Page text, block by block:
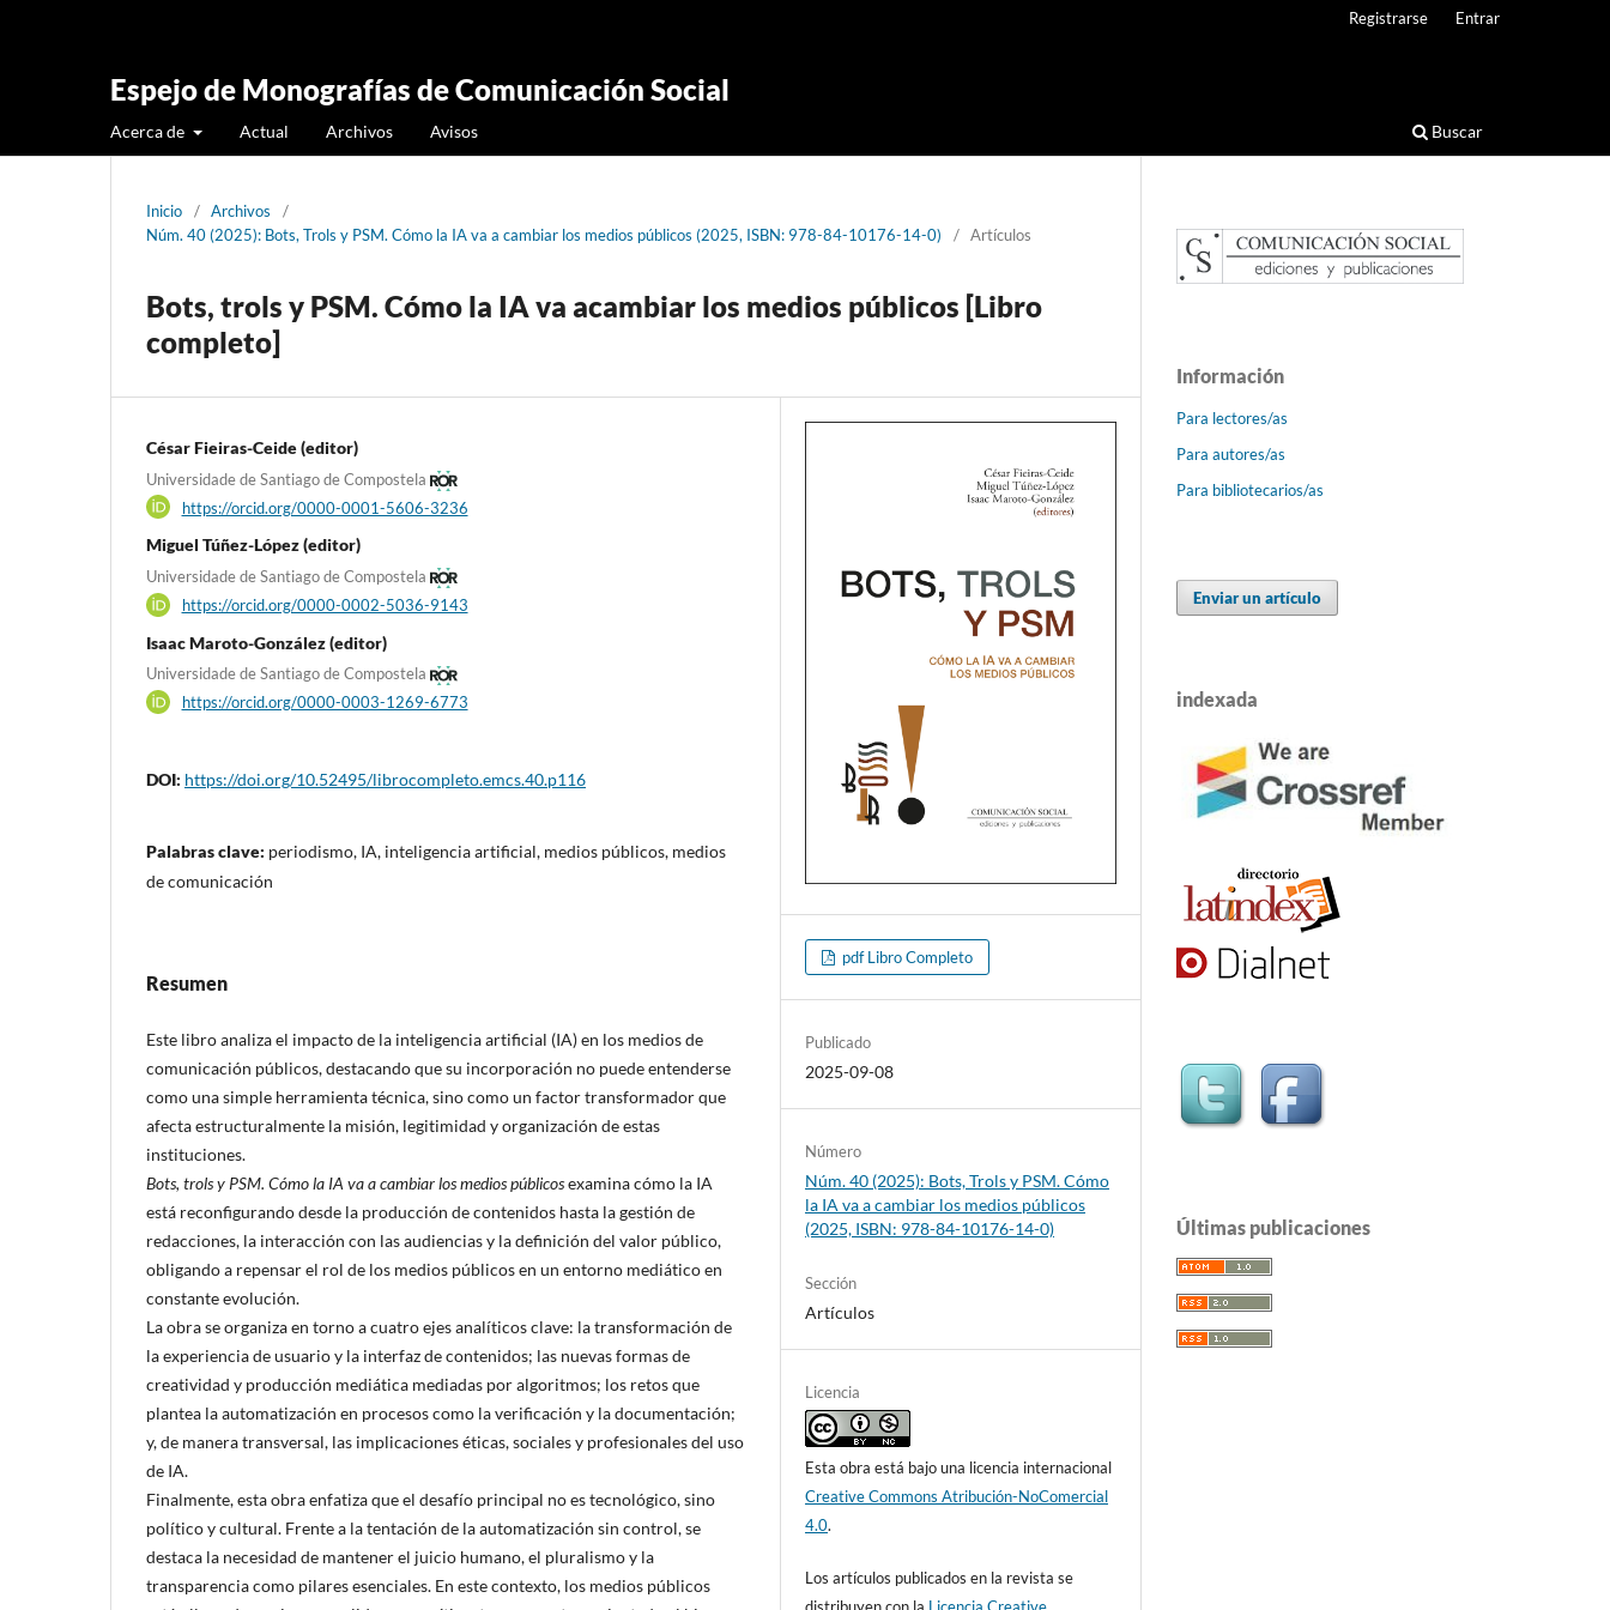
Espejo de Monografías de Comunicación Social
Acerca de Actual Archivos Avisos Buscar
Registrarse Entrar
Inicio / Archivos
/
Núm. 40 (2025): Bots, Trols y PSM. Cómo la IA va a cambiar los medios públicos (2025, ISBN: 978-84-10176-14-0)
/ Artículos
Bots, trols y PSM. Cómo la IA va acambiar los medios públicos [Libro
completo]
César Fieiras-Ceide (editor)
Universidade de Santiago de Compostela
https://orcid.org/0000-0001-5606-3236
Miguel Túñez-López (editor)
Universidade de Santiago de Compostela
https://orcid.org/0000-0002-5036-9143
Isaac Maroto-González (editor)
Universidade de Santiago de Compostela
https://orcid.org/0000-0003-1269-6773
DOI: https://doi.org/10.52495/librocompleto.emcs.40.p116
Palabras clave: periodismo, IA, inteligencia artificial, medios públicos, medios
de comunicación
Resumen
Este libro analiza el impacto de la inteligencia artificial (IA) en los medios de
comunicación públicos, destacando que su incorporación no puede entenderse
como una simple herramienta técnica, sino como un factor transformador que
afecta estructuralmente la misión, legitimidad y organización de estas
instituciones.
Bots, trols y PSM. Cómo la IA va a cambiar los medios públicosexamina cómo la IA
está reconfigurando desde la producción de contenidos hasta la gestión de
redacciones, la interacción con las audiencias y la definición del valor público,
obligando a repensar el rol de los medios públicos en un entorno mediático en
constante evolución.
La obra se organiza en torno a cuatro ejes analíticos clave: la transformación de
la experiencia de usuario y la interfaz de contenidos; las nuevas formas de
creatividad y producción mediática mediadas por algoritmos; los retos que
plantea la automatización en procesos como la verificación y la documentación;
y, de manera transversal, las implicaciones éticas, sociales y profesionales del uso
de IA.
Finalmente, esta obra enfatiza que el desafío principal no es tecnológico, sino
político y cultural. Frente a la tentación de la automatización sin control, se
destaca la necesidad de mantener el juicio humano, el pluralismo y la
transparencia como pilares esenciales. En este contexto, los medios públicos
pdf Libro Completo
Publicado
2025-09-08
Número
Núm. 40 (2025): Bots, Trols y PSM. Cómo
la IA va a cambiar los medios públicos
(2025, ISBN: 978-84-10176-14-0)
Sección
Artículos
Licencia
Esta obra está bajo una licencia internacional
Creative Commons Atribución-NoComercial
4.0.
Los artículos publicados en la revista se
distribuyen con la Licencia Creative
Información
Para lectores/as
Para autores/as
Para bibliotecarios/as
Enviar un artículo
indexada
Últimas publicaciones